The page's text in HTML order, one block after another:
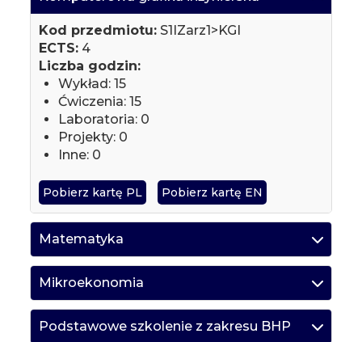
Kod przedmiotu: S1IZarz1>KGI
ECTS: 4
Liczba godzin:
Wykład: 15
Ćwiczenia: 15
Laboratoria: 0
Projekty: 0
Inne: 0
Pobierz kartę PL Pobierz kartę EN
Matematyka
Mikroekonomia
Podstawowe szkolenie z zakresu BHP